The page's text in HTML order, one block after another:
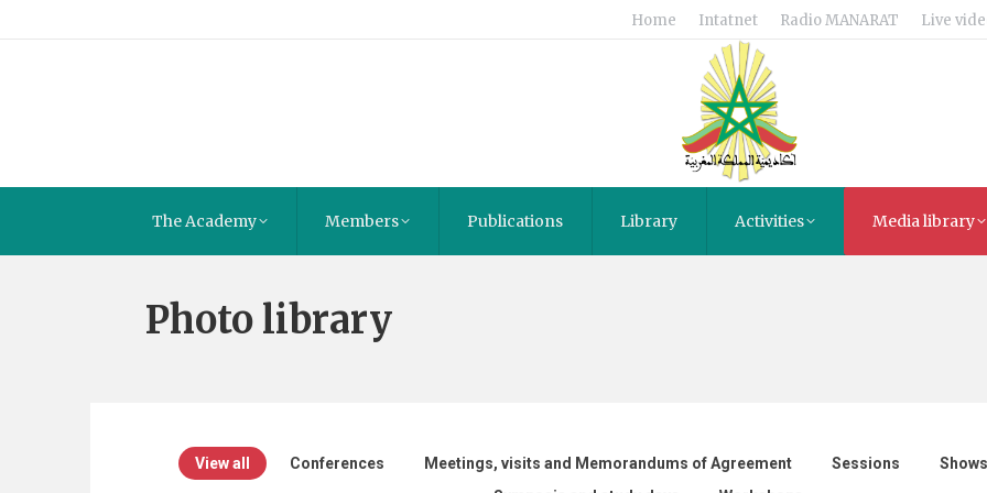
Home Intatnet Radio MANARAT Live
The Academy Members Publications Library Activities Media library
Photo library
View all Conferences Meetings, visits and Memorandums of Agreement Sessions